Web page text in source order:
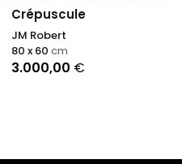
Crépuscule
JM Robert
3.000,00 €
80 x 60 cm